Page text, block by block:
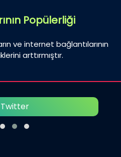
Popülerliği
ve internet bağlantılarının
arttırmıştır.